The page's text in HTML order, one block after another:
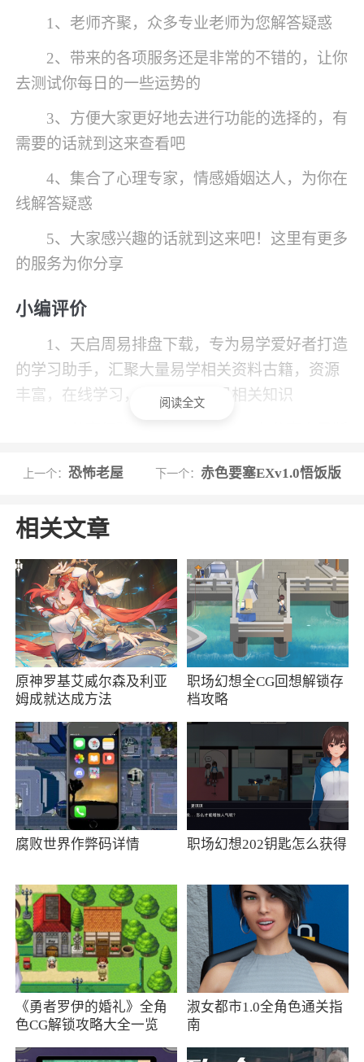
1、老师齐聚，众多专业老师为您解答疑惑
2、带来的各项服务还是非常的不错的，让你
去测试你每日的一些运势的
3、方便大家更好地去进行功能的选择的，有
需要的话就到这来查看吧
4、集合了心理专家，情感婚姻达人，为你在
线解答疑惑
5、大家感兴趣的话就到这来吧！这里有更多
的服务为你分享
小编评价
1、天启周易排盘下载，专为易学爱好者打造
的学习助手，汇聚大量易学相关资料古籍，资源
丰富，在线学习，更快掌握周易相关知识
收益
更新日志
欢迎您使用V1.2版本，有很多特性
1. 在原有紫微盘面算法的基础上，增加六
爻、奇门遁甲、大六壬、八字排盘、金口诀5种传
统易学算法，让爱好者拥有更多奇趣横生的工
具，更加深入研习祖国传统文化。
2. 长按盘面增加解析功能，通过我们整理的
解析，会使您更系统的学习和了解易学文化
3. 增加了会员功能。成为会员后，您可以获
得更多的学习说明。目前提供月会员和年会员。
v1.2.43版本，修复了已知问题
1.修复农历入参问题
更新日志
1.修复Ios视频播放横屏问题
2.修改梅花易数显示页面
阅读全文
上一个：恐怖老屋 下一个： 赤色要塞EXv1.0悟饭版
相关文章
原神罗基艾威尔森及利亚
姆成就达成方法
职场幻想全CG回想解锁存
档攻略
腐败世界作弊码详情 职场幻想202钥匙怎么获得
《勇者罗伊的婚礼》全角
色CG解锁攻略大全一览
淑女都市1.0全角色通关指
南